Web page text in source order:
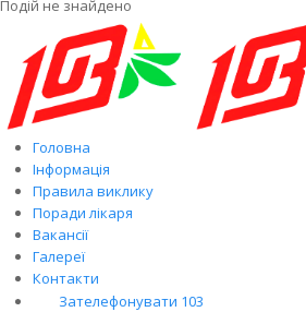
Подій не знайдено
Головна
Інформація
Правила виклику
Поради лікаря
Вакансії
Галереї
Контакти
Зателефонувати 103